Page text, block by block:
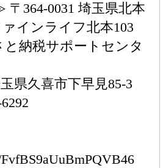
364-0031 埼玉県北本
ァインライフ北本103
納税サポートセンタ
県久喜市下早見85-3